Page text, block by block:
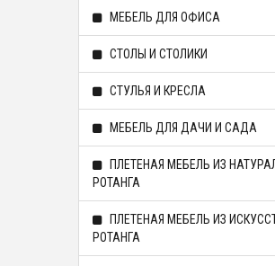
МЕБЕЛЬ ДЛЯ ОФИСА
СТОЛЫ И СТОЛИКИ
СТУЛЬЯ И КРЕСЛА
МЕБЕЛЬ ДЛЯ ДАЧИ И САДА
ПЛЕТЕНАЯ МЕБЕЛЬ ИЗ
РОТАНГА
ПЛЕТЕНАЯ МЕБЕЛЬ ИЗ
РОТАНГА